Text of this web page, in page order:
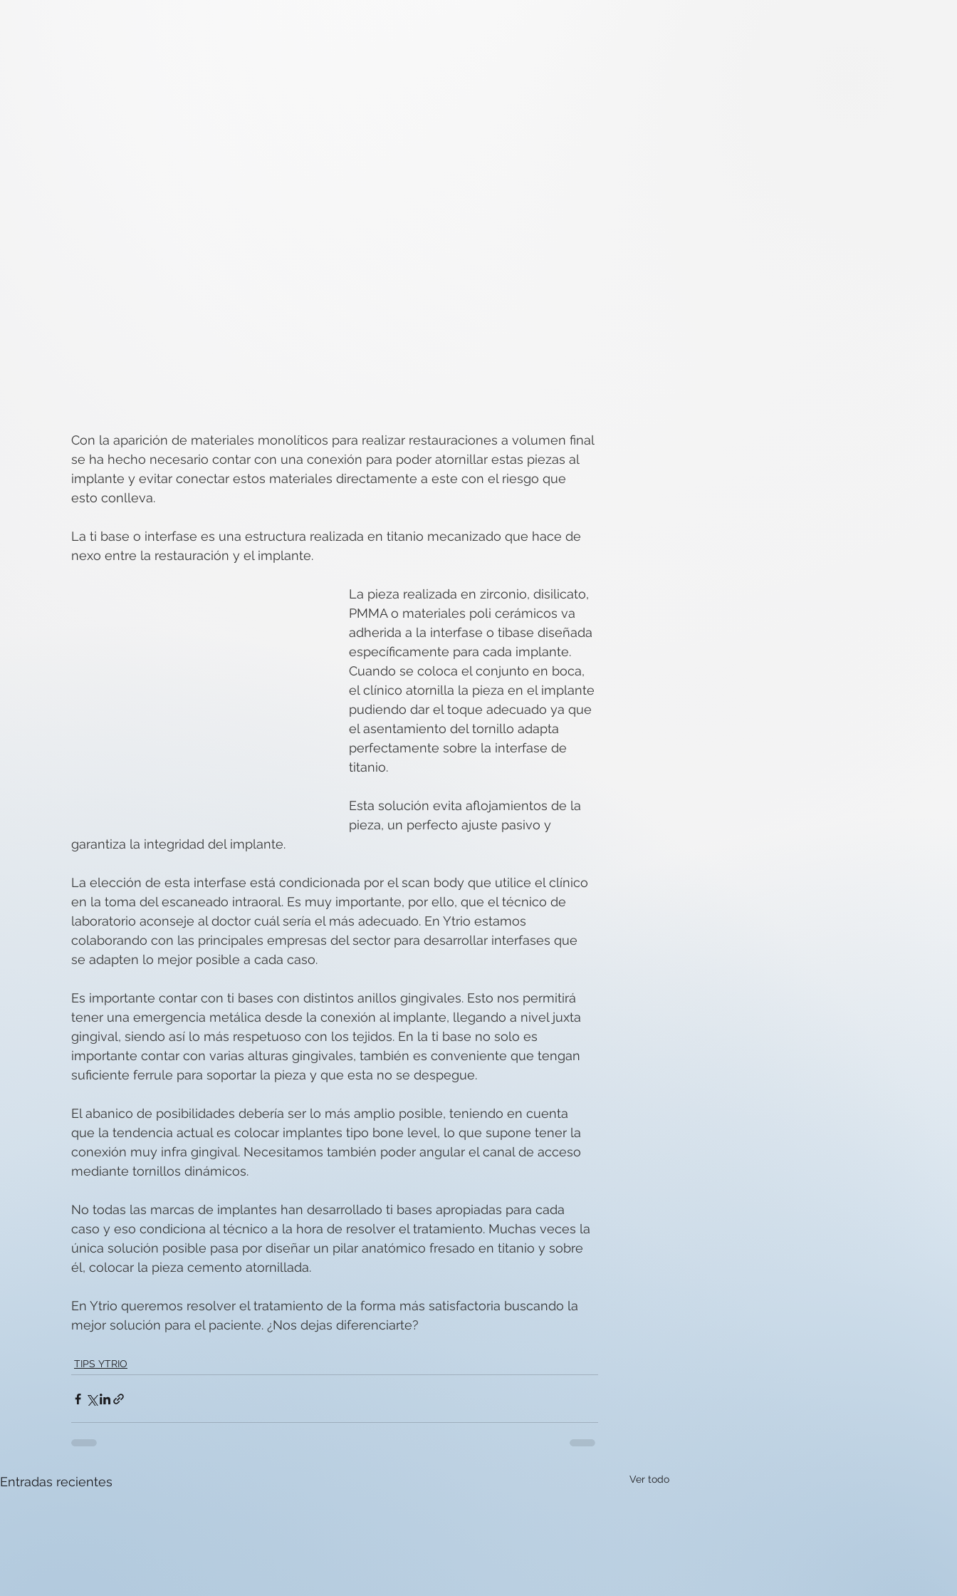
Con la aparición de materiales monolíticos para realizar restauraciones a volumen final
se ha hecho necesario contar con una conexión para poder atornillar estas piezas al
implante y evitar conectar estos materiales directamente a este con el riesgo que
esto conlleva.
La ti base o interfase es una estructura realizada en titanio mecanizado que hace de
nexo entre la restauración y el implante.
La pieza realizada en zirconio, disilicato,
PMMA o materiales poli cerámicos va
adherida a la interfase o tibase diseñada
específicamente para cada implante.
Cuando se coloca el conjunto en boca,
el clínico atornilla la pieza en el implante
pudiendo dar el toque adecuado ya que
el asentamiento del tornillo adapta
perfectamente sobre la interfase de
titanio.
Esta solución evita aflojamientos de la
pieza, un perfecto ajuste pasivo y
garantiza la integridad del implante.
La elección de esta interfase está condicionada por el scan body que utilice el clínico
en la toma del escaneado intraoral. Es muy importante, por ello, que el técnico de
laboratorio aconseje al doctor cuál sería el más adecuado. En Ytrio estamos
colaborando con las principales empresas del sector para desarrollar interfases que
se adapten lo mejor posible a cada caso.
Es importante contar con ti bases con distintos anillos gingivales. Esto nos permitirá
tener una emergencia metálica desde la conexión al implante, llegando a nivel juxta
gingival, siendo así lo más respetuoso con los tejidos. En la ti base no solo es
importante contar con varias alturas gingivales, también es conveniente que tengan
suficiente ferrule para soportar la pieza y que esta no se despegue.
El abanico de posibilidades debería ser lo más amplio posible, teniendo en cuenta
que la tendencia actual es colocar implantes tipo bone level, lo que supone tener la
conexión muy infra gingival. Necesitamos también poder angular el canal de acceso
mediante tornillos dinámicos.
No todas las marcas de implantes han desarrollado ti bases apropiadas para cada
caso y eso condiciona al técnico a la hora de resolver el tratamiento. Muchas veces la
única solución posible pasa por diseñar un pilar anatómico fresado en titanio y sobre
él, colocar la pieza cemento atornillada.
En Ytrio queremos resolver el tratamiento de la forma más satisfactoria buscando la
mejor solución para el paciente. ¿Nos dejas diferenciarte?
TIPS YTRIO
Entradas recientes Ver todo